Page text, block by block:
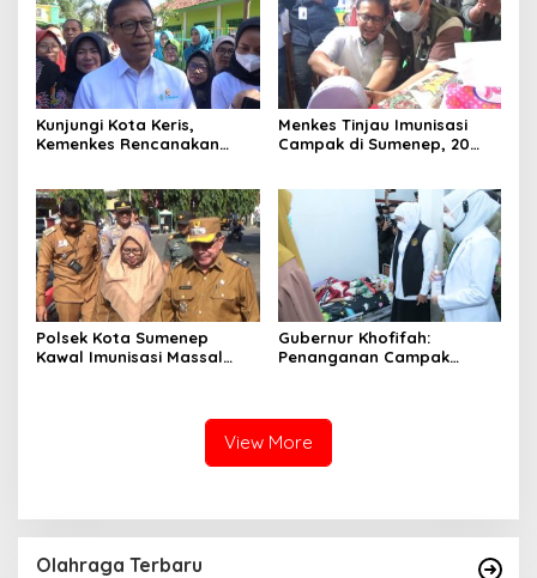
Kunjungi Kota Keris,
Kemenkes Rencanakan
Menkes Tinjau Imunisasi
Campak di Sumenep, 20
Polsek Kota Sumenep
Kawal Imunisasi Massal
Gubernur Khofifah:
Penanganan Campak
View More
Olahraga Terbaru